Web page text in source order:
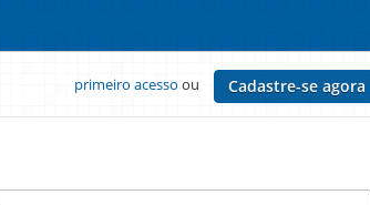
primeiro acesso ou Cadastre-se agora